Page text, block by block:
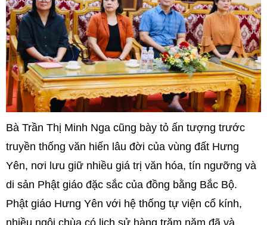
Bà Trần Thị Minh Nga cũng bày tỏ ấn tượng trước
truyền thống văn hiến lâu đời của vùng đất Hưng
Yên, nơi lưu giữ nhiều giá trị văn hóa, tín ngưỡng và
di sản Phật giáo đặc sắc của đồng bằng Bắc Bộ.
Phật giáo Hưng Yên với hệ thống tự viện cổ kính,
nhiều ngôi chùa có lịch sử hàng trăm năm đã và